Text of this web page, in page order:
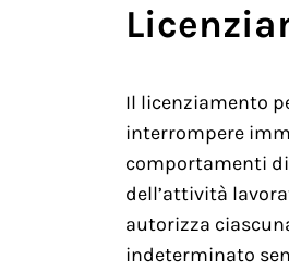
Il licenziamento
interrompere
comportamenti
dell’attività
autorizza
indeterminato